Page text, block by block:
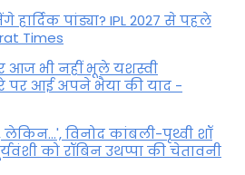
पांड्या? IPL 2027 से पहले
Times
आज भी नहीं भूले यशस्वी
पर आई अपने भैया की याद -
व‍िनोद कांबली-पृथ्वी शॉ
को रॉबिन उथप्पा की चेतावनी